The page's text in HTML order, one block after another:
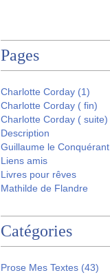
Pages
Charlotte Corday (1)
Charlotte Corday ( fin)
Charlotte Corday ( suite)
Description
Guillaume le Conquérant
Liens amis
Livres pour rêves
Mathilde de Flandre
Catégories
Prose Mes Textes (43)